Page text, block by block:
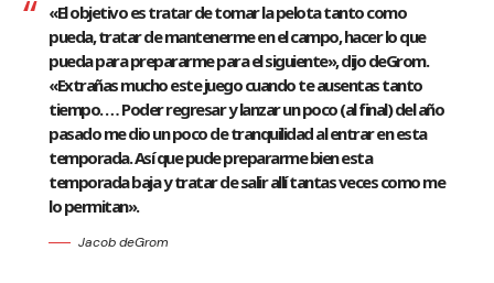
«El objetivo es tratar de tomar la pelota tanto como
pueda, tratar de mantenerme en el campo, hacer lo que
pueda para prepararme para el siguiente», dijo deGrom.
«Extrañas mucho este juego cuando te ausentas tanto
tiempo. … Poder regresar y lanzar un poco (al final) del año
pasado me dio un poco de tranquilidad al entrar en esta
temporada. Así que pude prepararme bien esta
temporada baja y tratar de salir allí tantas veces como me
lo permitan».
Jacob deGrom